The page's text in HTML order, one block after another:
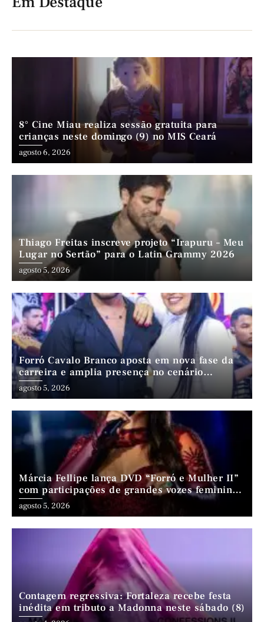
8° Cine Miau realiza sessão gratuita para
crianças neste domingo (9) no MIS Ceará
agosto 6, 2026
Thiago Freitas inscreve projeto “Irapuru – Meu
Lugar no Sertão” para o Latin Grammy 2026
agosto 5, 2026
Forró Cavalo Branco aposta em nova fase da
carreira e amplia presença no cenário
nordestino
agosto 5, 2026
Márcia Fellipe lança DVD “Forró e Mulher II”
com participações de grandes vozes femininas
do forró
agosto 5, 2026
Contagem regressiva: Fortaleza recebe festa
inédita em tributo a Madonna neste sábado (8)